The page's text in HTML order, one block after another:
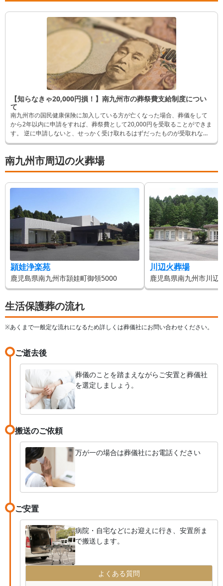
【知らなきゃ20,000円損！】南九州市の葬祭費支給制度につい
て
南九州市の国民健康保険に加入している方が亡くなった場合、葬儀をして
から2年以内に申請をすれば、葬祭費として20,000円を受取ることができま
す。 逆に申請しないと、せっかく受け取れるはずだったものが受取れなく
なってしまいます。 そんなことにならないよう、この記事では申請方法な
南九州市周辺の火葬場
頴娃浄楽苑
鹿児島県南九州市頴娃町御領5000
川辺火葬場
鹿児島県南九州市川辺
生活保護葬の流れ
※あくまで一般定な流れになるため詳しくは葬儀社にお問い合わせください。
ご逝去後
葬儀のことを踏まえながらご安置と葬儀社
を選定しましょう。
搬送のご依頼
万が一の場合は葬儀社にお電話ください
ご安置
病院・自宅などにお迎えに行き、安置所ま
で搬送します。
よくある質問